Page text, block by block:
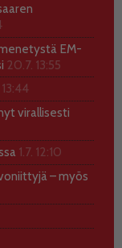
EM-
20.7. 13:55
virallisesti
1.7. 12:10
– myös